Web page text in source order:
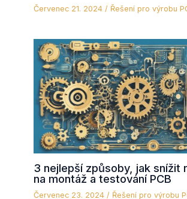
Červenec 21. 2024/ Řešení pro výrobu
3 nejlepší způsoby, jak snížit
na montáž a testování PCB
Červenec 23. 2024/ Řešení pro výrobu